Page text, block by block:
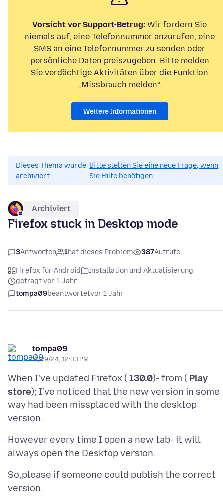
Vorsicht vor Support-Betrug: Wir fordern Sie
niemals auf, eine Telefonnummer anzurufen, eine
SMS an eine Telefonnummer zu senden oder
persönliche Daten preiszugeben. Bitte melden
Sie verdächtige Aktivitäten über die Funktion
„Missbrauch melden“.
Weitere Informationen
Dieses Thema wurde
archiviert.
Bitte stellen Sie eine neue Frage, wenn
Sie Hilfe benötigen.
Archiviert
Firefox stuck in Desktop mode
3Antworten 1hat dieses Problem 387Aufrufe
Firefox für Android
Installation und Aktualisierung
gefragt vor 1 Jahr
tompa09beantwortetvor 1 Jahr
tompa09
11/29/24, 12:33 PM
When I've updated Firefox ( 130.0)- from ( Play
store); I've noticed that the new version in some
way had been missplaced with the desktop
However every time I open a new tab- it will
So,please if someone could publish the correct